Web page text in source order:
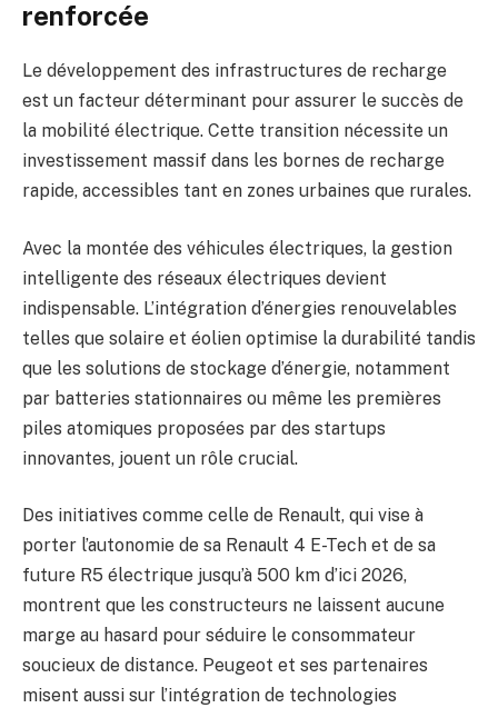
renforcée
Le développement des infrastructures de recharge
est un facteur déterminant pour assurer le succès de
la mobilité électrique. Cette transition nécessite un
investissement massif dans les bornes de recharge
rapide, accessibles tant en zones urbaines que rurales.
Avec la montée des véhicules électriques, la gestion
intelligente des réseaux électriques devient
indispensable. L’intégration d’énergies renouvelables
telles que solaire et éolien optimise la durabilité tandis
que les solutions de stockage d’énergie, notamment
par batteries stationnaires ou même les premières
piles atomiques proposées par des startups
innovantes, jouent un rôle crucial.
Des initiatives comme celle de Renault, qui vise à
porter l’autonomie de sa Renault 4 E-Tech et de sa
future R5 électrique jusqu’à 500 km d’ici 2026,
montrent que les constructeurs ne laissent aucune
marge au hasard pour séduire le consommateur
soucieux de distance. Peugeot et ses partenaires
misent aussi sur l’intégration de technologies